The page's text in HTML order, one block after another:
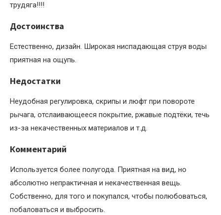
трудяга!!!!
Достоинства
Естественно, дизайн. Широкая ниспадающая струя воды
приятная на ощупь.
Недостатки
Неудобная регулировка, скрипы и люфт при повороте
рычага, отслаивающееся покрытие, ржавые подтёки, течь
из-за некачественных материалов и т.д.
Комментарий
Используется более полугода. Приятная на вид, но
абсолютно непрактичная и некачественная вещь.
Собственно, для того и покупался, чтобы полюбоваться,
побаловаться и выбросить.